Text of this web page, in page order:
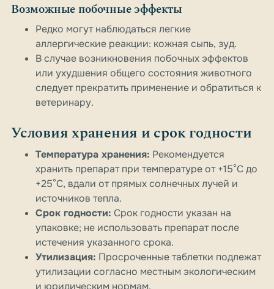
Возможные побочные эффекты
Редко могут наблюдаться легкие
аллергические реакции: кожная сыпь, зуд.
В случае возникновения побочных эффектов
или ухудшения общего состояния животного
следует прекратить применение и обратиться к
ветеринару.
Условия хранения и срок годности
Температура хранения: Рекомендуется
хранить препарат при температуре от +15°C до
+25°C, вдали от прямых солнечных лучей и
источников тепла.
Срок годности: Срок годности указан на
упаковке; не использовать препарат после
истечения указанного срока.
Утилизация: Просроченные таблетки подлежат
утилизации согласно местным экологическим
и юридическим нормам.